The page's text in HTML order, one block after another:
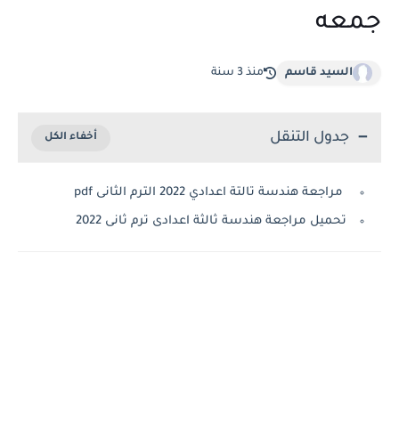
جمعه
السيد قاسم منذ 3 سنة
جدول التنقل
مراجعة هندسة تالتة اعدادي 2022 الترم الثانى pdf
تحميل مراجعة هندسة ثالثة اعدادى ترم ثانى 2022